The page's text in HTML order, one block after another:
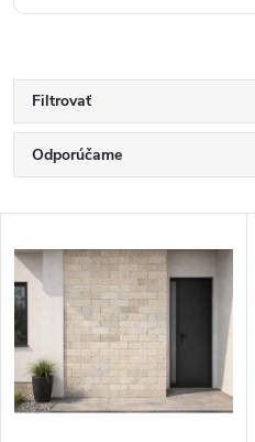
Filtrovať
e
n
e
p
r
d
u
Odporúčame
Najpredávanejšie
Abecedne
ý
p
i
s
p
r
o